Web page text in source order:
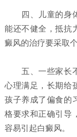
四、儿童的身体
能还不健全，抵抗
癜风的治疗要采取
五、一些家长不
心理满足，长期给
孩子养成了偏食的
格要求和正确引导
容易引起白癜风。